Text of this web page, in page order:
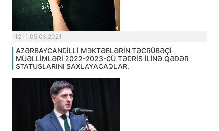
12:11 05.03.2021
AZƏRBAYCANDİLLİ MƏKTƏBLƏRİN TƏCRÜBƏÇİ
MÜƏLLİMLƏRİ 2022-2023-CÜ TƏDRİS İLİNƏ QƏDƏR
STATUSLARINI SAXLAYACAQLAR.